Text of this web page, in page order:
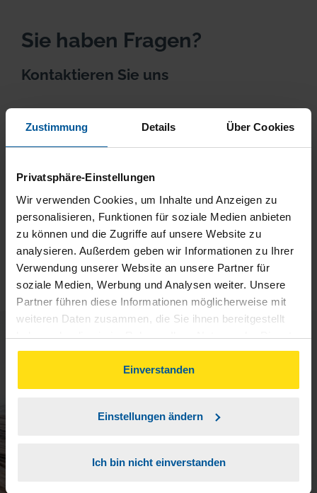
Zustimmung Details Über Cookies
Privatsphäre-Einstellungen
Wir verwenden Cookies, um Inhalte und Anzeigen zu
personalisieren, Funktionen für soziale Medien anbieten
zu können und die Zugriffe auf unsere Website zu
analysieren. Außerdem geben wir Informationen zu Ihrer
Verwendung unserer Website an unsere Partner für
soziale Medien, Werbung und Analysen weiter. Unsere
Partner führen diese Informationen möglicherweise mit
weiteren Daten zusammen, die Sie ihnen bereitgestellt
haben oder die sie im Rahmen Ihrer Nutzung der Dienste
gesammelt haben. Indem Sie auf Einverstanden klicken,
können Sie der Verwendung von Cookies, gemäß
unserer➔ Datenschutzrichtliniezustimmen.
Einverstanden
Einstellungen ändern
Ich bin nicht einverstanden
Sie haben Fragen?
Kontaktieren Sie uns
mit allen Fragen rund um die
Einkommensteuererklärung aus. Sie helfen
Ihnen, das beste Ergebnis herauszuholen.
Einfach eine Beratungsstelle in Ihrer Nähe
aussuchen und Termin vereinbaren.
Ort oder PLZ